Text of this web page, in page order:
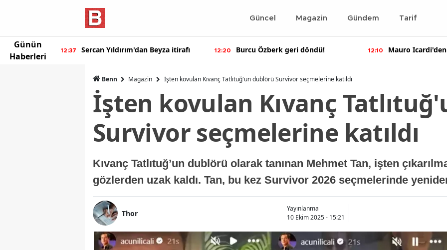
Güncel Magazin Gündem Tarif
Günün
Haberleri
yeni 12:37 Sercan Yıldırım'dan Beyza itirafı 12:20 Burcu Özberk geri döndü! 12:10
Mauro
Benn Magazin İşten kovulan Kıvanç Tatlıtuğ'un dublörü Survivor seçmelerine katıldı
İşten kovulan Kıvanç
Survivor seçmelerine katıldı
Kıvanç Tatlıtuğ’un dublörü olarak tanınan Mehmet Tan, işten
gözlerden uzak kaldı. Tan, bu kez Survivor 2026 seçmelerinde
Thor
Yayınlanma
10 Ekim 2025 - 15:21